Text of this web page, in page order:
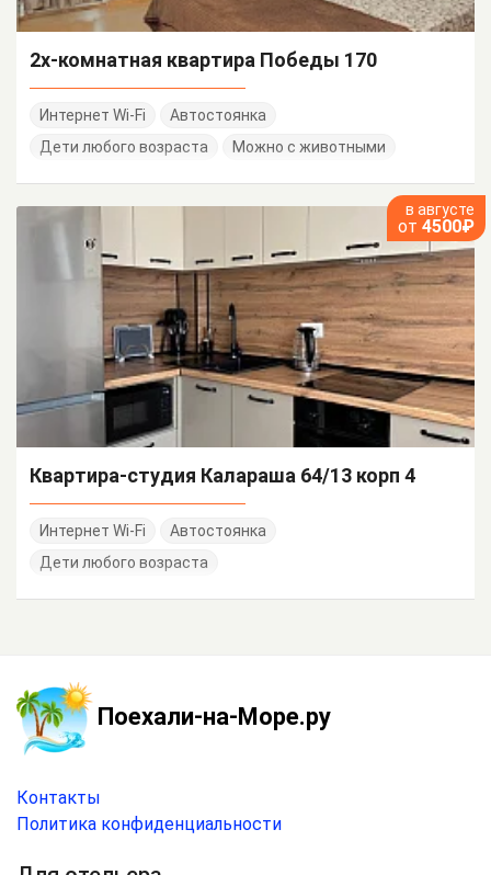
2х-комнатная квартира Победы 170
Интернет Wi-Fi
Автостоянка
Дети любого возраста
Можно с животными
в августе
от 4500₽
Квартира-студия Калараша 64/13 корп 4
Интернет Wi-Fi
Автостоянка
Дети любого возраста
Поехали-на-Море.ру
Контакты
Политика конфиденциальности